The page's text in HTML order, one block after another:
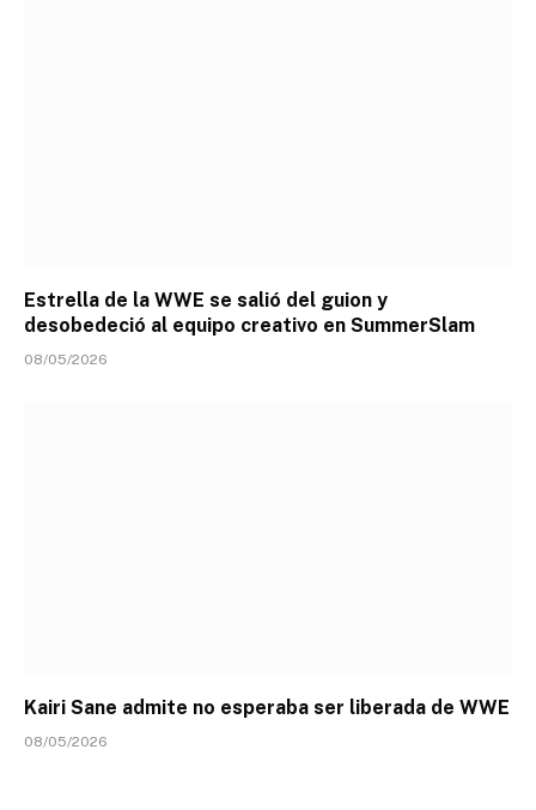
Estrella de la WWE se salió del guion y
desobedeció al equipo creativo en SummerSlam
08/05/2026
Kairi Sane admite no esperaba ser liberada de WWE
08/05/2026